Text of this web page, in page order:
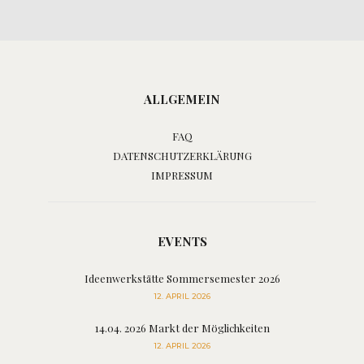
ALLGEMEIN
FAQ
DATENSCHUTZERKLÄRUNG
IMPRESSUM
EVENTS
Ideenwerkstätte Sommersemester 2026
12. APRIL 2026
14.04. 2026 Markt der Möglichkeiten
12. APRIL 2026